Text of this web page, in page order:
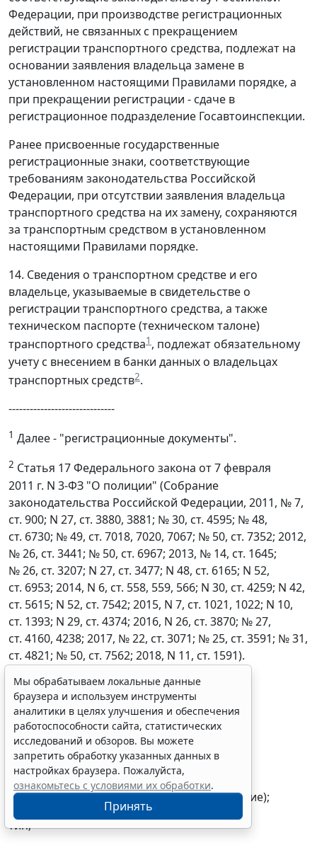
Федерации, при производстве регистрационных
действий, не связанных с прекращением
регистрации транспортного средства, подлежат на
основании заявления владельца замене в
установленном настоящими Правилами порядке, а
при прекращении регистрации - сдаче в
регистрационное подразделение Госавтоинспекции.
Ранее присвоенные государственные
регистрационные знаки, соответствующие
требованиям законодательства Российской
Федерации, при отсутствии заявления владельца
транспортного средства на их замену, сохраняются
за транспортным средством в установленном
настоящими Правилами порядке.
14. Сведения о транспортном средстве и его
владельце, указываемые в свидетельстве о
регистрации транспортного средства, а также
техническом паспорте (техническом талоне)
транспортного средства1 , подлежат обязательному
учету с внесением в банки данных о владельцах
транспортных средств2.
------------------------------
1 Далее - "регистрационные документы".
2 Статья 17 Федерального закона от 7 февраля
2011 г. N 3-ФЗ "О полиции" (Собрание
законодательства Российской Федерации, 2011, № 7,
ст. 900; N 27, ст. 3880, 3881; № 30, ст. 4595; № 48,
ст. 6730; № 49, ст. 7018, 7020, 7067; № 50, ст. 7352; 2012,
№ 26, ст. 3441; № 50, ст. 6967; 2013, № 14, ст. 1645;
№ 26, ст. 3207; N 27, ст. 3477; N 48, ст. 6165; N 52,
ст. 6953; 2014, N 6, ст. 558, 559, 566; N 30, ст. 4259; N 42,
ст. 5615; N 52, ст. 7542; 2015, N 7, ст. 1021, 1022; N 10,
ст. 1393; N 29, ст. 4374; 2016, N 26, ст. 3870; № 27,
ст. 4160, 4238; 2017, № 22, ст. 3071; № 25, ст. 3591; № 31,
ст. 4821; № 50, ст. 7562; 2018, N 11, ст. 1591).
------------------------------
Указанные сведения включают:
государственный регистрационный знак;
идентификационный номер (VIN);
марка, модель (коммерческое наименование);
тип;
Мы обрабатываем локальные данные
браузера и используем инструменты
аналитики в целях улучшения и обеспечения
работоспособности сайта, статистических
исследований и обзоров. Вы можете
запретить обработку указанных данных в
настройках браузера. Пожалуйста,
ознакомьтесь с условиями их обработки.
Принять